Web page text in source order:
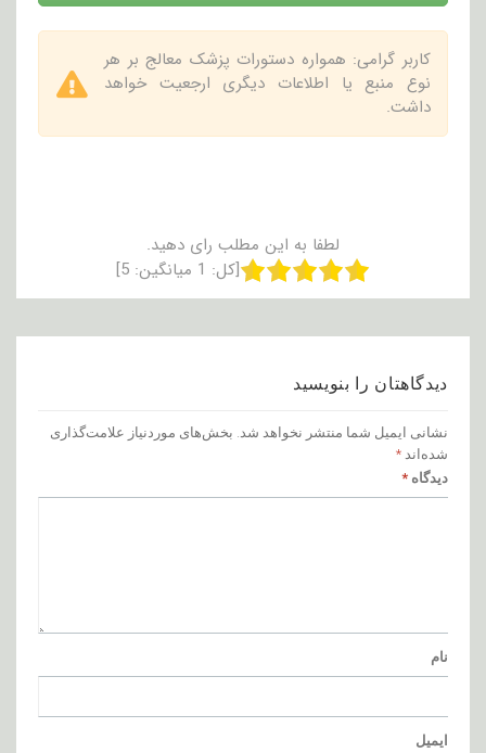
کاربر گرامی: همواره دستورات پزشک معالج بر هر
نوع منبع یا اطلاعات دیگری ارجعیت خواهد
داشت.
لطفا به این مطلب رای دهید.
[کل: 1 میانگین: 5
]
دیدگاهتان را بنویسید
نشانی ایمیل شما منتشر نخواهد شد. بخش‌های موردنیاز علامت‌گذاری
شده‌اند *
دیدگاه *
نام
ایمیل